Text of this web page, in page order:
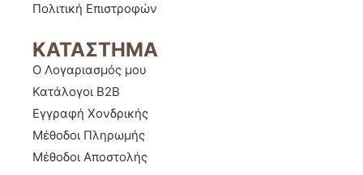
Πολιτική Επιστροφών
ΚΑΤΑΣΤΗΜΑ
Ο Λογαριασμός μου
Κατάλογοι B2B
Εγγραφή Χονδρικής
Μέθοδοι Πληρωμής
Μέθοδοι Αποστολής